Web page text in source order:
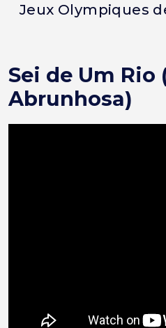
Jeux Olympiques
Sei de Um Rio
Abrunhosa)